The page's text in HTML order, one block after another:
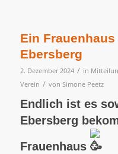
Ein
Ebersberg
2. Dezember 2024 / in
Verein / von Simone Peetz
Endlich ist es
Ebersberg
Frauenhaus